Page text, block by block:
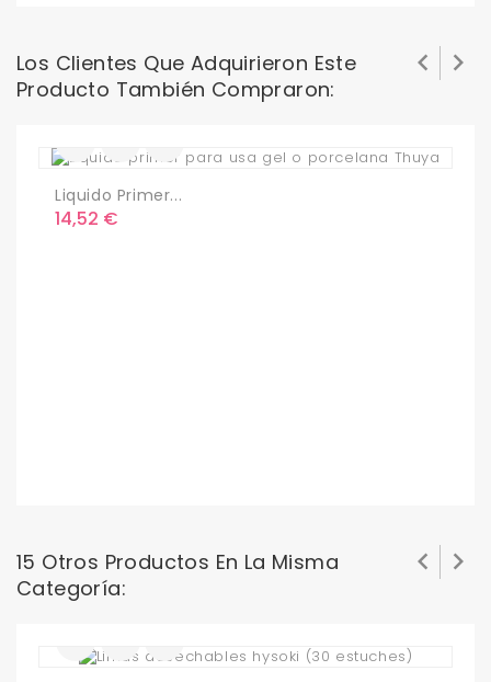
Los Clientes Que Adquirieron Este
Producto También Compraron:
Liquido Primer...
Precio
14,52 €
 
15 Otros Productos En La Misma
Categoría:
 